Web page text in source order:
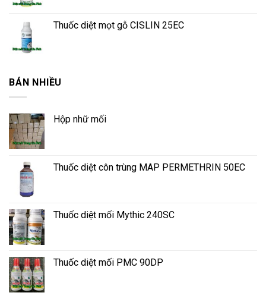
Thuốc diệt mọt gỗ CISLIN 25EC
BÁN NHIỀU
Hộp nhữ mối
Thuốc diệt côn trùng MAP PERMETHRIN 50EC
Thuốc diệt mối Mythic 240SC
Thuốc diệt mối PMC 90DP